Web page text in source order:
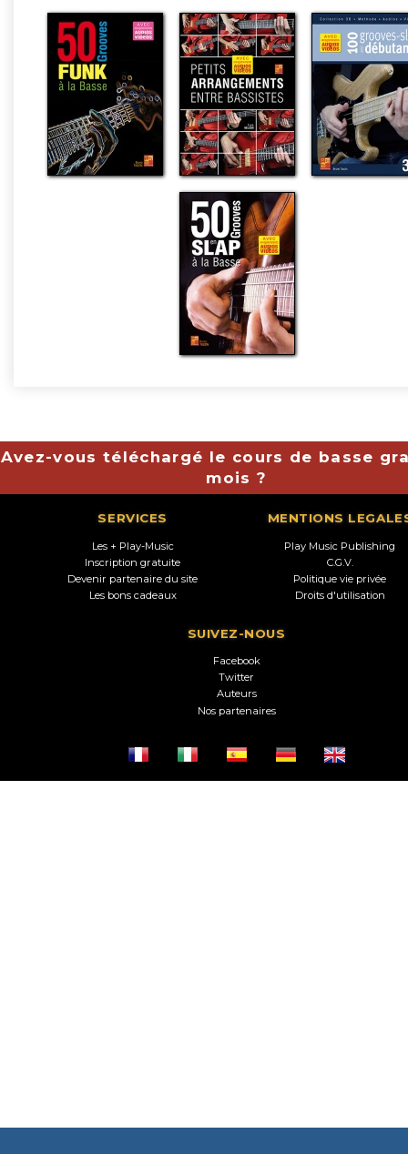
Avez-vous téléchargé le cours de basse
mois ?
SERVICES
Les + Play-Music
Inscription gratuite
Devenir partenaire du site
Les bons cadeaux
MENTIONS
Play Music Publishing
C.G.V.
Politique vie privée
Droits d'utilisation
SUIVEZ-NOUS
Facebook
Twitter
Auteurs
Nos partenaires